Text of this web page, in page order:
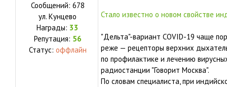
Сообщений: 678
ул. Кунцево
Награды: 33
Репутация: 56
Статус: оффлайн
Стало известно о новом свойстве
"Дельта"-вариант COVID-19 чаще
реже — рецепторы верхних
по профилактике и лечению
радиостанции "Говорит Москва".
По словам специалиста, при